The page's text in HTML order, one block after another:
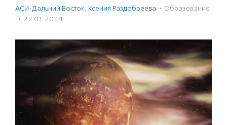
АСИ-Дальний Восток, Ксения Раздобреева · Образование
· 22.01.2024